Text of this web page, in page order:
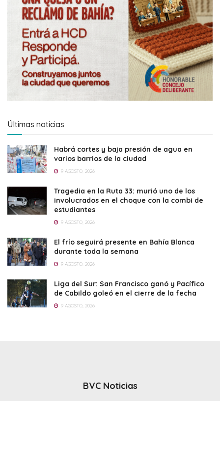
Últimas noticias
Habrá cortes y baja presión de agua en
varios barrios de la ciudad
9 AGOSTO, 2026
Tragedia en la Ruta 33: murió uno de los
involucrados en el choque con la combi de
estudiantes
9 AGOSTO, 2026
El frío seguirá presente en Bahía Blanca
durante toda la semana
9 AGOSTO, 2026
Liga del Sur: San Francisco ganó y Pacífico
de Cabildo goleó en el cierre de la fecha
9 AGOSTO, 2026
BVC Noticias